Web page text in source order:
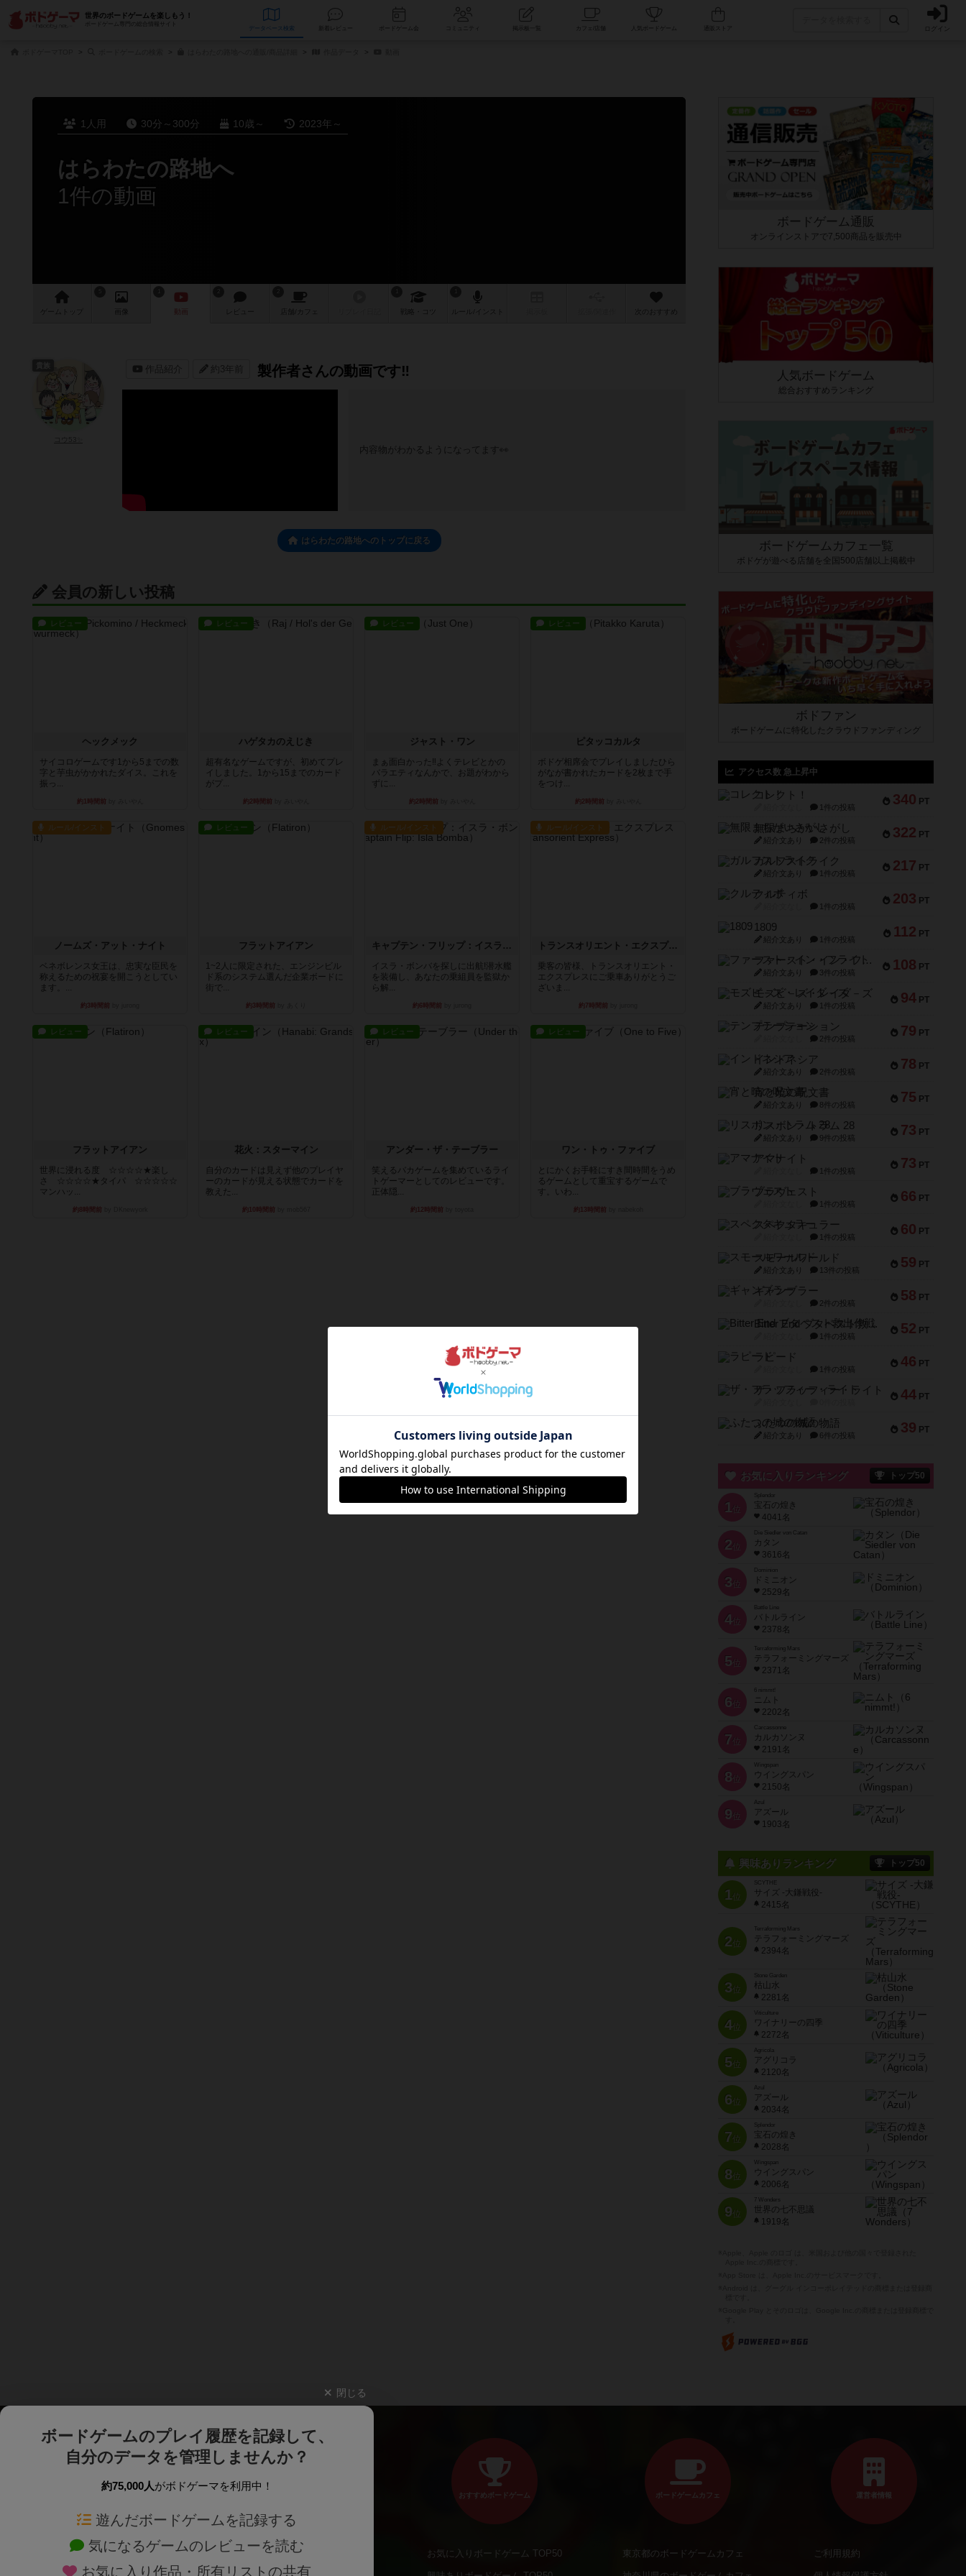
世界のボードゲームを楽しもう！
ボードゲーム専門の総合情報サイト
データベース コミュニティ 人気ボードゲーム ログイン
1人用 30分～300分 10歳～ 2023年～
はらわたの路地へ
1件の動画
ゲーム 画像 レビュー 店舗/ カフェ 戦略 次のおすすめ
作品紹介 約3年前 製作者さんの動画です‼️
内容物がわかるようになってます👀
はらわたの路地へのトップに戻る
会員の新しい投稿
レビュー
ヘックメック
サイコロゲームです1から5までの数
字と芋虫がかかれたダイス。これを
振っ...
約1時間前
レビュー
ハゲタカのえじき
超有名なゲームですが、初めてプレ
イしました。1から15までのカード
がプ...
約2時間前
レビュー
ジャスト・ワン
まぁ面白かった‼️よくテレビとかの
バラエティなんかで、お題がわから
ずに...
約2時間前
レビュー
ピタッコカルタ
ボドゲ相席会でプレイしましたひら
がなが書かれたカードを2枚まで手
をつけ...
約2時間前
ルール/インスト
ノームズ・アット・ナイト
ベネボレンス女王は、忠実な臣民を
称えるための祝宴を開こうとしてい
ます。...
約3時間前
レビュー
フラットアイアン
1~2人に限定された、エンジンビル
ド系のシステム選んだ企業ボードに
街で...
約3時間前
ルール/インスト
キャプテン・フリップ：イスラ・ボンバ
イスラ・ボンバを探しに出航!潜水艦
を装備し、あなたの乗組員を監獄か
ら解...
約6時間前
ルール/インスト
トランスオリエント・エクスプレス
乗客の皆様、トランスオリエント・
エクスプレスにご乗車ありがとうご
ざいま...
約7時間前
レビュー
フラットアイアン
世界に浸れる度 ☆☆☆☆★楽し
さ ☆☆☆☆★タイパ ☆☆☆☆☆
マンハッ...
約8時間前
レビュー
花火：スターマイン
自分のカードは見えず他のプレイヤ
ーのカードが見える状態でカードを
教えた...
約10時間前
レビュー
アンダー・ザ・テーブラー
笑えるバカゲームを集めているライ
トゲーマーとしてのレビューです。
正体隠...
約12時間前
レビュー
ワン・トゥ・ファイブ
とにかくお手軽にすき間時間をうめ
るゲームとして重宝するゲームで
す。いわ...
約13時間前
ボードゲーム通販
オンラインストアで7,500商品を販売中
人気ボードゲーム
総合おすすめランキング
ボードゲームカフェ一覧
ボドゲが遊べる店舗を全国500店舗以上掲載中
ボドファン
ボードゲームに特化したクラウドファンディング
アクセス数 急上昇中
340 PT
コレクト！
1件の投稿
322 PT
無限まちがいさがし
紹介文あり 2件の投稿
217 PT
ガルフストライク
紹介文あり 1件の投稿
203 PT
クルティボ
1件の投稿
112 PT
1809
紹介文あり 1件の投稿
108 PT
ファースト・イン・フライト
紹介文あり 3件の投稿
94 PT
モズビ－ズ・レイダ－ズ
紹介文あり 1件の投稿
79 PT
テンプテーション
2件の投稿
78 PT
インドネシア
紹介文あり 2件の投稿
75 PT
宵と暁の呪文書
紹介文あり 8件の投稿
73 PT
リスボン・トラム 28
紹介文あり 9件の投稿
73 PT
アマナイト
1件の投稿
66 PT
ブラヴェスト
1件の投稿
60 PT
スペクタキュラー
1件の投稿
59 PT
スモールワールド
紹介文あり 13件の投稿
58 PT
ギャンブラー
2件の投稿
52 PT
Bitter End ブタペスト救出作戦
1件の投稿
46 PT
ラピード
1件の投稿
44 PT
ザ・フラッフィー・ライト
39 PT
ふたつの城の物語
紹介文あり 6件の投稿
お気に入りランキング トップ50
1 位
宝石の煌き
4041名
2 位
Die Siedler von Catan
カタン
3616名
3 位
ドミニオン
2529名
4位
Battle Line
バトルライン
2378名
5 位
Terraforming Mars
テラフォーミングマーズ
2371名
6 位
ニムト
2202名
7 位
Carcassonne
カルカソンヌ
2191名
8 位
Wingspan
ウイングスパン
2150名
9 位
Azul
アズール
1903名
興味ありランキング トップ50
1位
SCYTHE
サイズ -大鎌戦役-
2415名
2位
Terraforming Mars
テラフォーミングマーズ
2394名
3位
Stone Garden
枯山水
2281名
4位
Viticulture
ワイナリーの四季
2272名
5位
Agricola
アグリコラ
2120名
6位
Azul
アズール
2034名
7位
宝石の煌き
2028名
8位
Wingspan
ウイングスパン
2006名
9位
7 Wonders
世界の七不思議
1919名
閉じる
ボードゲームのプレイ履歴を記録して、
自分のデータを管理しませんか？
約75,000人がボドゲーマを利用中！
遊んだボードゲームを記録する
気になるゲームのレビューを読む
お気に入り作品・所有リストの共有
ボードゲームを検索する 新作・再入荷情報
おすすめボードゲーム
お気に入りボードゲーム TOP50
ボードゲームカフェ
東京都のボードゲームカフェ
運営者情報
ご利用規約